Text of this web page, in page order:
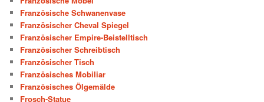
Französische Schwanenvase
Französischer Cheval Spiegel
Französischer Empire-Beistelltisch
Französischer Schreibtisch
Französischer Tisch
Französisches Mobiliar
Französisches Ölgemälde
Frosch-Statue